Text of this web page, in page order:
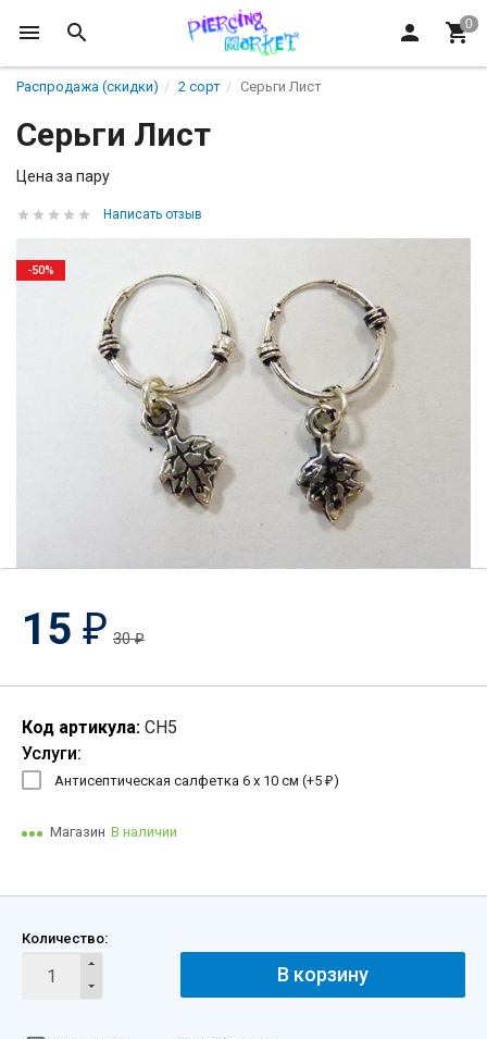
Распродажа (скидки) 2 сорт Серьги Лист
Серьги Лист
Цена за пару
Написать отзыв
-50%
15 ₽ 30₽
Код артикула: СН5
Услуги:
Антисептическая салфетка 6 х 10 см (+5 ₽)
Магазин В наличии
Количество:
В корзину